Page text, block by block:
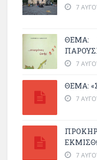
7
ΘΈΜΑ:
7
ΘΕΜΑ:
7
7